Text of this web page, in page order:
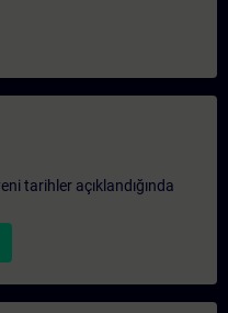
tarihler açıklandığında